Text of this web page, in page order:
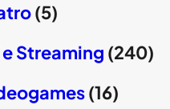
(5)
e Streaming (240)
(16)